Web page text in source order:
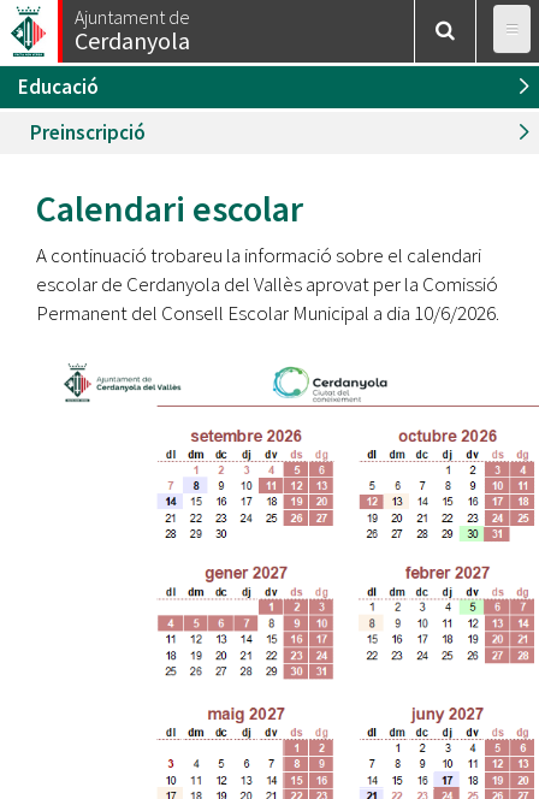
Vés
al
contingut
Ajuntament de
Cerdanyola
Esteu
aquí
Inici Educació
Educació
Preinscripció
Calendari escolar
A continuació trobareu la informació sobre el calendari
escolar de Cerdanyola del Vallès aprovat per la Comissió
Permanent del Consell Escolar Municipal a dia 10/6/2026.